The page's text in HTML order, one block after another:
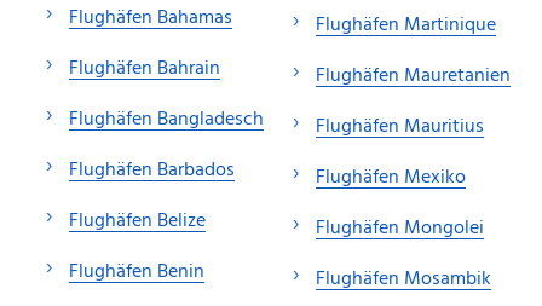
Flughäfen Bahamas
Flughäfen Bahrain
Flughäfen Bangladesch
Flughäfen Barbados
Flughäfen Belize
Flughäfen Benin
Flughäfen Martinique
Flughäfen Mauretanien
Flughäfen Mauritius
Flughäfen Mexiko
Flughäfen Mongolei
Flughäfen Mosambik